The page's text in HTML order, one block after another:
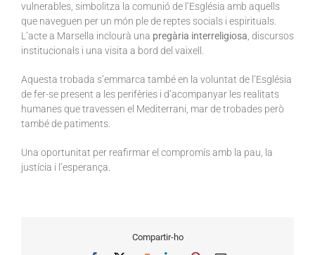
vulnerables, simbolitza la comunió de l’Església amb aquells
que naveguen per un món ple de reptes socials i espirituals.
L’acte a Marsella inclourà una pregària interreligiosa, discursos
institucionals i una visita a bord del vaixell.
Aquesta trobada s’emmarca també en la voluntat de l’Església
de fer-se present a les perifèries i d’acompanyar les realitats
humanes que travessen el Mediterrani, mar de trobades però
també de patiments.
Una oportunitat per reafirmar el compromís amb la pau, la
justícia i l’esperança.
Compartir-ho